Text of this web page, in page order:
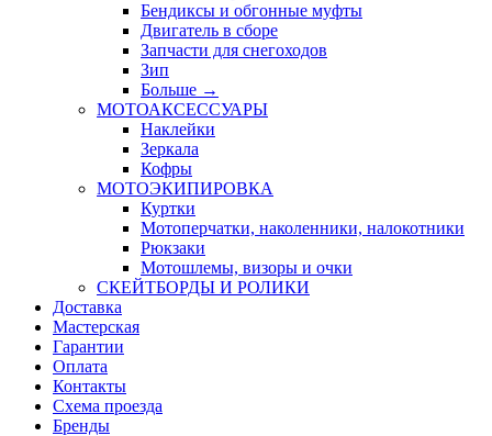
Бендиксы и обгонные муфты
Двигатель в сборе
Запчасти для снегоходов
Зип
Больше →
МОТОАКСЕССУАРЫ
Наклейки
Зеркала
Кофры
МОТОЭКИПИРОВКА
Куртки
Мотоперчатки, наколенники, налокотники
Рюкзаки
Мотошлемы, визоры и очки
СКЕЙТБОРДЫ И РОЛИКИ
Доставка
Мастерская
Гарантии
Оплата
Контакты
Схема проезда
Бренды